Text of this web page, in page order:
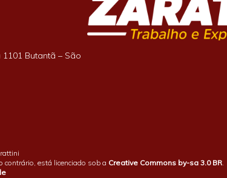
1101 Butantã – São
contrário, está licenciado sob a Creative Commons by-sa 3.0 BR.